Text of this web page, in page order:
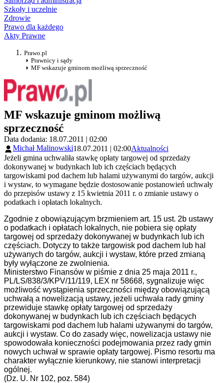
Szkoły i uczelnie
Zdrowie
Prawo dla każdego
Akty Prawne
Prawo.pl
Prawnicy i sądy
MF wskazuje gminom możliwą sprzeczność
MF wskazuje gminom możliwą
sprzeczność
Data dodania: 18.07.2011 | 02:00
Michał Malinowski18.07.2011 | 02:00Aktualności
Jeżeli gmina uchwaliła stawkę opłaty targowej od sprzedaży
dokonywanej w budynkach lub ich częściach będących
targowiskami pod dachem lub halami używanymi do targów, aukcji
i wystaw, to wymagane będzie dostosowanie postanowień uchwały
do przepisów ustawy z 15 kwietnia 2011 r. o zmianie ustawy o
podatkach i opłatach lokalnych.
Zgodnie z obowiązującym brzmieniem art. 15 ust. 2b ustawy
o podatkach i opłatach lokalnych, nie pobiera się opłaty
targowej od sprzedaży dokonywanej w budynkach lub ich
częściach. Dotyczy to także targowisk pod dachem lub hal
używanych do targów, aukcji i wystaw, które przed zmianą
były wyłączone ze zwolnienia.
Ministerstwo Finansów w piśmie z dnia 25 maja 2011 r.,
PL/LS/838/3/KPV/11/119, LEX nr 58668, sygnalizuje więc
możliwość wystąpienia sprzeczności między obowiązującą
uchwałą a nowelizacją ustawy, jeżeli uchwała rady gminy
przewiduje stawkę opłaty targowej od sprzedaży
dokonywanej w budynkach lub ich częściach będących
targowiskami pod dachem lub halami używanymi do targów,
aukcji i wystaw. Co do zasady więc, nowelizacja ustawy nie
spowodowała konieczności podejmowania przez rady gmin
nowych uchwał w sprawie opłaty targowej. Pismo resortu ma
charakter wyłącznie kierunkowy, nie stanowi interpretacji
ogólnej.
(Dz. U. Nr 102, poz. 584)